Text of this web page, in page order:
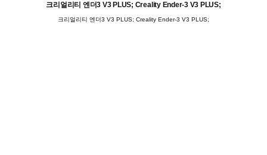
크리얼리티 엔더3 V3 PLUS; Creality Ender-3 V3 PLUS;
크리얼리티 엔더3 V3 PLUS; Creality Ender-3 V3 PLUS;